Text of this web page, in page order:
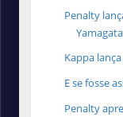
Penalty
Yamagata
Kappa
E se fosse
Penalty